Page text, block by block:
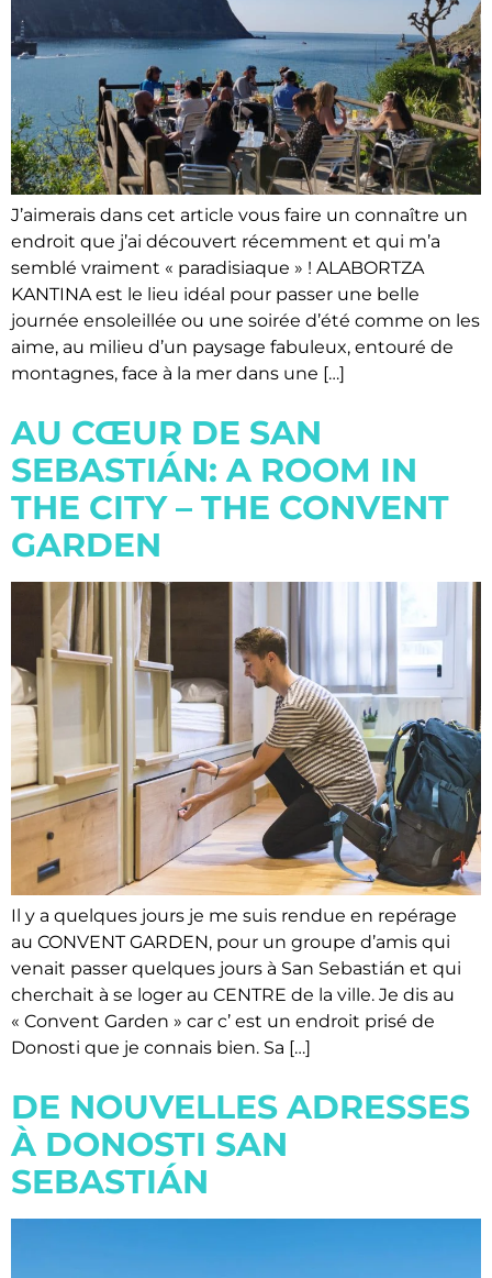
J’aimerais dans cet article vous faire un connaître un
endroit que j’ai découvert récemment et qui m’a
semblé vraiment « paradisiaque » ! ALABORTZA
KANTINA est le lieu idéal pour passer une belle
journée ensoleillée ou une soirée d’été comme on les
aime, au milieu d’un paysage fabuleux, entouré de
montagnes, face à la mer dans une […]
AU CŒUR DE SAN
SEBASTIÁN: A ROOM IN
THE CITY – THE CONVENT
GARDEN
Il y a quelques jours je me suis rendue en repérage
au CONVENT GARDEN, pour un groupe d’amis qui
venait passer quelques jours à San Sebastián et qui
cherchait à se loger au CENTRE de la ville. Je dis au
« Convent Garden » car c’ est un endroit prisé de
Donosti que je connais bien. Sa […]
DE NOUVELLES ADRESSES
À DONOSTI SAN
SEBASTIÁN